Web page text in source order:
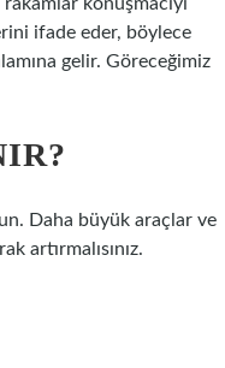
ifade eder, böylece
gelir. Göreceğimiz
Daha büyük araçlar ve
artırmalısınız.